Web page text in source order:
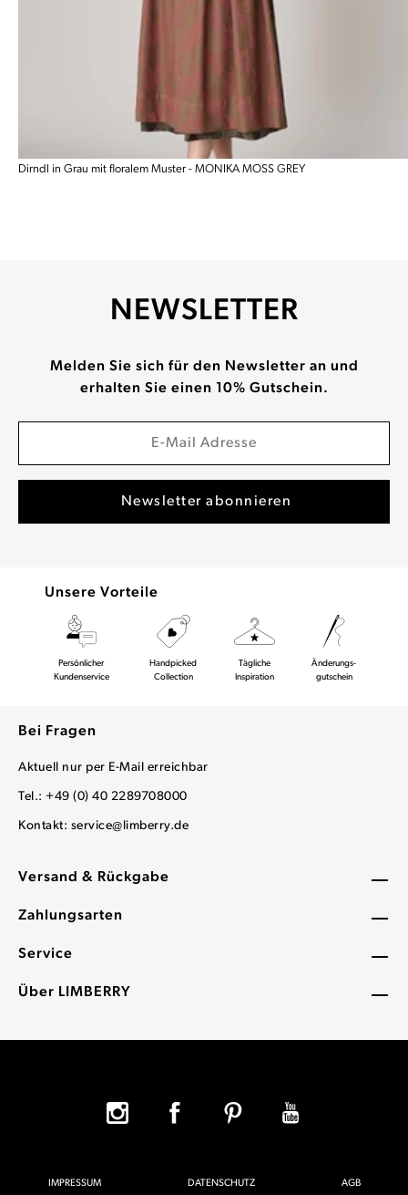
Dirndl in Grau mit floralem Muster - MONIKA MOSS GREY
Versand & Rückgabe
Zahlungsarten
Service
Über LIMBERRY
NEWSLETTER
Melden Sie sich für den Newsletter an und
erhalten Sie einen 10% Gutschein.
Unsere Vorteile
Persönlicher
Kundenservice
Handpicked
Collection
Tägliche
Inspiration
Änderungs-
gutschein
Bei Fragen
Aktuell nur per E-Mail erreichbar
Tel.: +49 (0) 40 2289708000
Kontakt: service@limberry.de
IMPRESSUM DATENSCHUTZ AGB